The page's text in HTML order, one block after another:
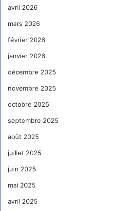
avril 2026
mars 2026
février 2026
janvier 2026
décembre 2025
novembre 2025
octobre 2025
septembre 2025
août 2025
juillet 2025
juin 2025
mai 2025
avril 2025